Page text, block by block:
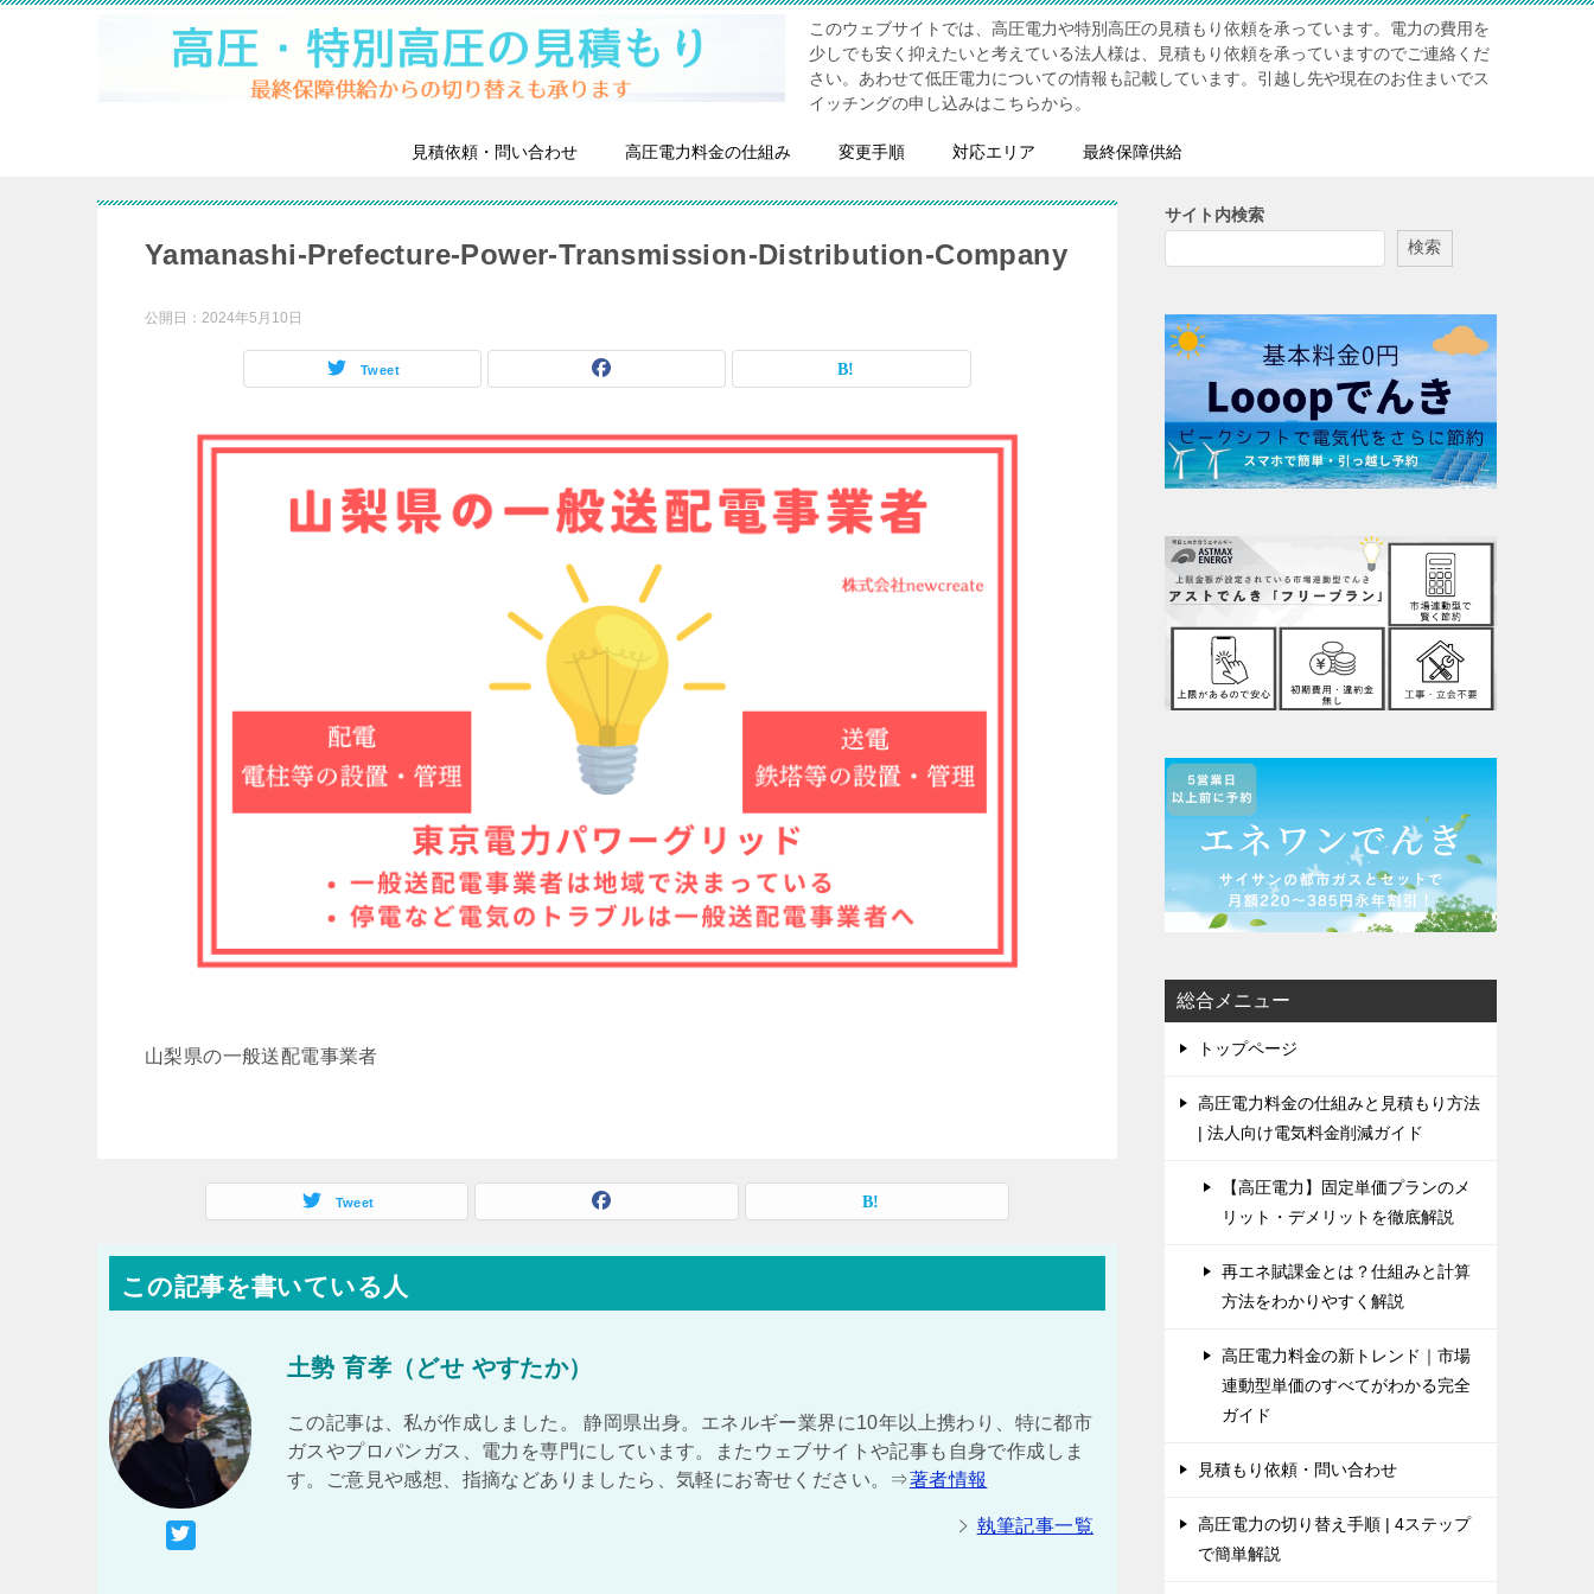
このウェブサイトでは、高圧電力や特別高圧の見積もり依頼を承っています。電力の費用を
少しでも安く抑えたいと考えている法人様は、見積もり依頼を承っていますのでご連絡くだ
さい。あわせて低圧電力についての情報も記載しています。引越し先や現在のお住まいでス
イッチングの申し込みはこちらから。
見積依頼・問い合わせ 高圧電力料金の仕組み 変更手順 対応エリア 最終保障供給
Yamanashi-Prefecture-Power-Transmission-Distribution-Company
公開日： 2024年5月10日
Tweet
山梨県の一般送配電事業者
Tweet
この記事を書いている人
土勢 育孝（どせ やすたか）
この記事は、私が作成しました。 静岡県出身。エネルギー業界に10年以上携わり、特に都市
ガスやプロパンガス、電力を専門にしています。またウェブサイトや記事も自身で作成しま
す。ご意見や感想、指摘などありましたら、気軽にお寄せください。⇒著者情報
執筆記事一覧
サイト内検索
検索
総合メニュー
トップページ
高圧電力料金の仕組みと見積もり方法
| 法人向け電気料金削減ガイド
【高圧電力】固定単価プランのメ
リット・デメリットを徹底解説
再エネ賦課金とは？仕組みと計算
方法をわかりやすく解説
高圧電力料金の新トレンド｜市場
連動型単価のすべてがわかる完全
ガイド
見積もり依頼・問い合わせ
高圧電力の切り替え手順 | 4ステップ
で簡単解説